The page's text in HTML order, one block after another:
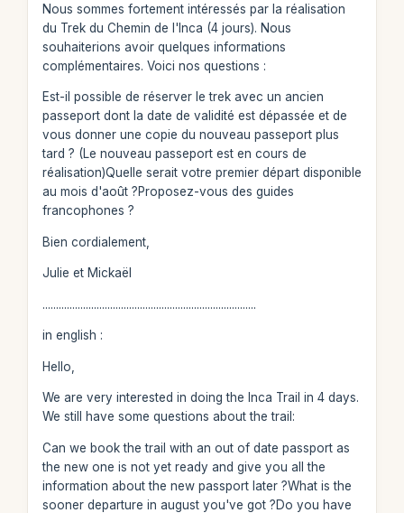
Nous sommes fortement intéressés par la réalisation
du Trek du Chemin de l'Inca (4 jours). Nous
souhaiterions avoir quelques informations
complémentaires. Voici nos questions :
Est-il possible de réserver le trek avec un ancien
passeport dont la date de validité est dépassée et de
vous donner une copie du nouveau passeport plus
tard ? (Le nouveau passeport est en cours de
réalisation)Quelle serait votre premier départ disponible
au mois d'août ?Proposez-vous des guides
francophones ?
Bien cordialement,
Julie et Mickaël
...............................................................................
in english :
Hello,
We are very interested in doing the Inca Trail in 4 days.
We still have some questions about the trail:
Can we book the trail with an out of date passport as
the new one is not yet ready and give you all the
information about the new passport later ?What is the
sooner departure in august you've got ?Do you have